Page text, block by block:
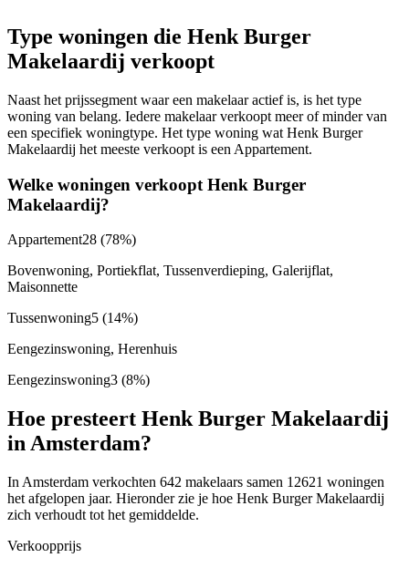
Type woningen die Henk Burger
Makelaardij verkoopt
Naast het prijssegment waar een makelaar actief is, is het type
woning van belang. Iedere makelaar verkoopt meer of minder van
een specifiek woningtype. Het type woning wat Henk Burger
Makelaardij het meeste verkoopt is een Appartement.
Welke woningen verkoopt Henk Burger
Makelaardij?
Appartement28 (78%)
Bovenwoning, Portiekflat, Tussenverdieping, Galerijflat,
Maisonnette
Tussenwoning5 (14%)
Eengezinswoning, Herenhuis
Eengezinswoning3 (8%)
Hoe presteert Henk Burger Makelaardij
in Amsterdam?
In Amsterdam verkochten 642 makelaars samen 12621 woningen
het afgelopen jaar. Hieronder zie je hoe Henk Burger Makelaardij
zich verhoudt tot het gemiddelde.
Verkoopprijs